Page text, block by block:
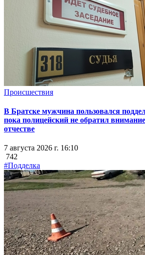
Происшествия
В Братске мужчина пользовался
пока полицейский не обратил
отчестве
7 августа 2026 г. 16:10
742
#Подделка